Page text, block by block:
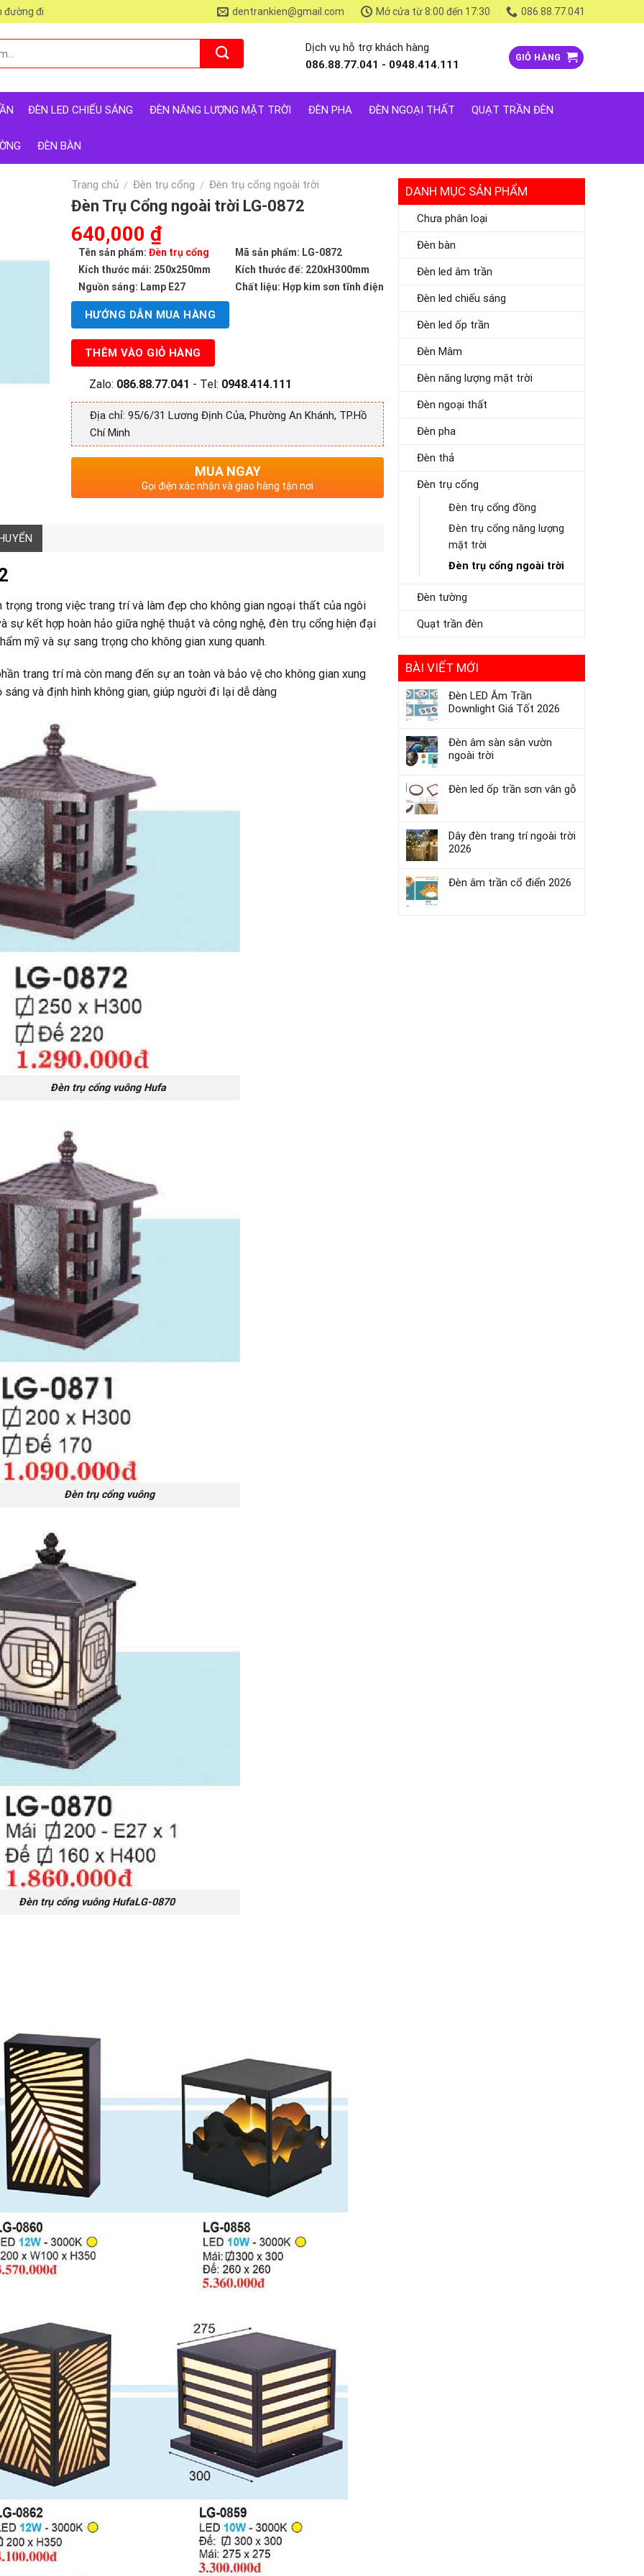
đường đi dentrankien@gmail.com Mở cửa từ 8:00 đến 17:30 086.88.77.041
Dịch vụ hỗ trợ khách hàng
086.88.77.041 - 0948.414.111
GIỎ HÀNG
ĐÈN LED CHIẾU SÁNG ĐÈN NĂNG LƯỢNG MẶT TRỜI ĐÈN PHA ĐÈN NGOẠI THẤT QUẠT TRẦN ĐÈN
ĐÈN BÀN
DANH MỤC SẢN PHẨM
Chưa phân loại
Đèn bàn
Đèn led âm trần
Đèn led chiếu sáng
Đèn led ốp trần
Đèn Mâm
Đèn năng lượng mặt trời
Đèn ngoại thất
Đèn pha
Đèn thả
Đèn trụ cổng
Đèn trụ cổng đồng
Đèn trụ cổng năng lượng
mặt trời
Đèn trụ cổng ngoài trời
Đèn tường
Quạt trần đèn
BÀI VIẾT MỚI
Đèn LED Âm Trần
Downlight Giá Tốt 2026
Đèn âm sàn sân vườn
ngoài trời
Đèn led ốp trần sơn vân gỗ
Dây đèn trang trí ngoài trời
2026
Đèn âm trần cổ điển 2026
Trang chủ / Đèn trụ cổng / Đèn trụ cổng ngoài trời
Đèn Trụ Cổng ngoài trời LG-0872
Giá
gốc
là:
1,290,000 ₫.
640,000 ₫Giá
hiện
tại
là:
640,000 ₫.
Tên sản phẩm: Đèn trụ cổng
Mã sản phẩm: LG-0872
Kích thước mái: 250x250mm
Kích thước đế: 220xH300mm
Nguồn sáng: Lamp E27
Chất liệu: Hợp kim sơn tĩnh điện
HƯỚNG DẪN MUA HÀNG
THÊM VÀO GIỎ HÀNG
Zalo: 086.88.77.041 - Tel: 0948.414.111
Địa chỉ: 95/6/31 Lương Định Của, Phường An Khánh, TP.Hồ
Chí Minh
MUA NGAY
Gọi điện xác nhận và giao hàng tận nơi
trọng trong việc trang trí và làm đẹp cho không gian ngoại thất của ngôi
sự kết hợp hoàn hảo giữa nghệ thuật và công nghệ, đèn trụ cổng hiện đại
mỹ và sự sang trọng cho không gian xung quanh.
trang trí mà còn mang đến sự an toàn và bảo vệ cho không gian xung
và định hình không gian, giúp người đi lại dễ dàng
Đèn trụ cổng vuông Hufa
trụ cổng vuông
vuông HufaLG-0870